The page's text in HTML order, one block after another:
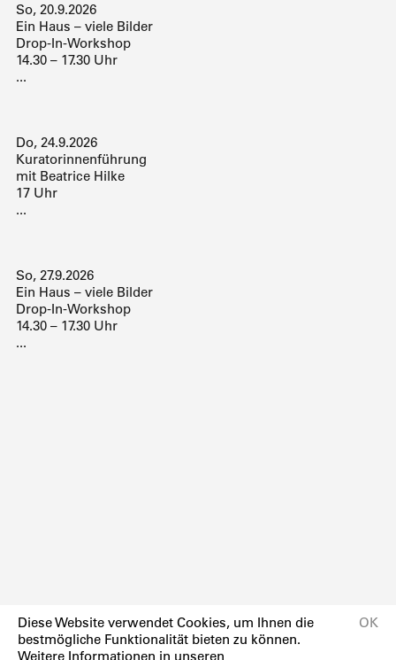
Diese Website verwendet Cookies, um Ihnen die
bestmögliche Funktionalität bieten zu können.
Weitere Informationen in unseren
OK
So, 20.9.2026
Ein Haus – viele Bilder
Drop-In-Workshop
14.30 – 17.30 Uhr
...
Do, 24.9.2026
Kuratorinnenführung
mit Beatrice Hilke
17 Uhr
...
So, 27.9.2026
Ein Haus – viele Bilder
Drop-In-Workshop
14.30 – 17.30 Uhr
...